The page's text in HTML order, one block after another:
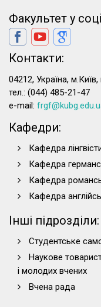
Факультет у
Контакти:
04212, Україна,
тел.: (044) 485-21-47
e-mail:
Кафедри:
Кафедра
Кафедра
Кафедра
Кафедра
Інші підрозділи:
Студентське
Наукове
і молодих вчених
Вчена рада